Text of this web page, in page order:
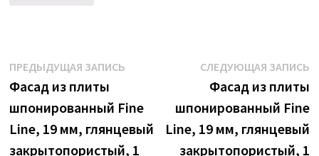
Навигация
по
записям
ПРЕДЫДУЩАЯ ЗАПИСЬПредыдущая
Фасад из плиты
шпонированный Fine
Line, 19 мм, глянцевый
закрытопористый, 1
СЛЕДУЮЩАЯ ЗАПИСЬ
Фасад из плиты
шпонированный Fine
Line, 19 мм, глянцевый
закрытопористый, 1